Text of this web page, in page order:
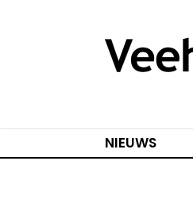
NIEUWS